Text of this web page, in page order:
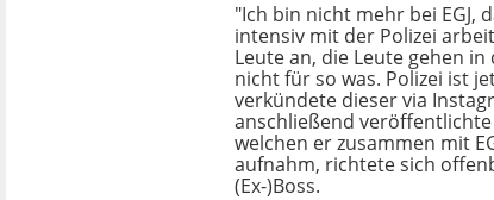
"Ich bin nicht mehr bei EGJ,
intensiv mit der Polizei
Leute an, die Leute gehen in
nicht für so was. Polizei ist
verkündete dieser via
anschließend
welchen er zusammen mit
aufnahm, richtete sich
(Ex-)Boss.